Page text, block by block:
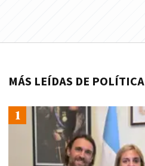
MÁS LEÍDAS DE POLÍTICA